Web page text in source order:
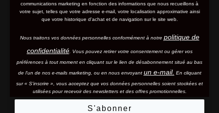
communications marketing en fonction des informations que nous recueillons à
votre sujet, telles que votre adresse e-mail, votre localisation approximative ainsi
que votre historique d'achat et de navigation sur le site web.
Nous traitons vos données personnelles conformément à notre politique de
confidentialité. Vous pouvez retirer votre consentement ou gérer vos
préférences à tout moment en cliquant sur le lien de désabonnement situé au bas
de l'un de nos e-mails marketing, ou en nous envoyant un e-mail. En cliquant
sur « S'inscrire », vous acceptez que vos données personnelles soient stockées et
utilisées pour recevoir des newsletters et des offres promotionnelles.
S'abonner